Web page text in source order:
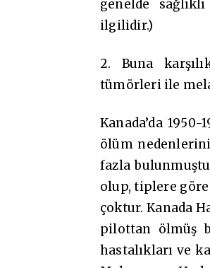
genelde
ilgilidir.)
2. Buna
tümörleri ile
Kanada’da
ölüm
fazla
olup, tiplere göre
çoktur. Kanada
pilottan ölmüş
hastalıkları ve